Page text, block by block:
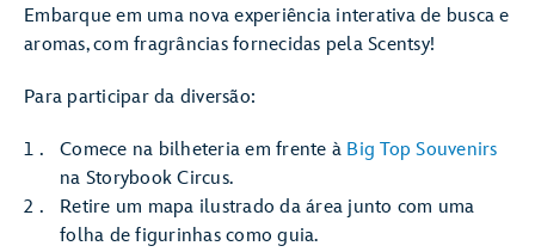
Embarque em uma nova experiência interativa de busca e
aromas, com fragrâncias fornecidas pela Scentsy!
Para participar da diversão:
Comece na bilheteria em frente à Big Top Souvenirs
na Storybook Circus.
Retire um mapa ilustrado da área junto com uma
folha de figurinhas como guia.